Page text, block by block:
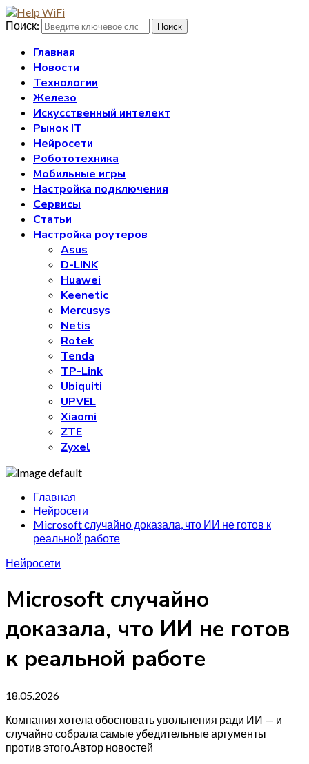
Поиск: Поиск
Главная
Новости
Технологии
Железо
Искусственный интелект
Рынок IT
Нейросети
Робототехника
Мобильные игры
Настройка подключения
Сервисы
Статьи
Настройка роутеров
Asus
D-LINK
Huawei
Keenetic
Mercusys
Netis
Rotek
Tenda
TP-Link
Ubiquiti
UPVEL
Xiaomi
ZTE
Zyxel
Главная
Нейросети
Microsoft случайно доказала, что ИИ не готов к
реальной работе
Нейросети
Microsoft случайно
доказала, что ИИ не готов
к реальной работе
18.05.2026
Компания хотела обосновать увольнения ради ИИ — и
случайно собрала самые убедительные аргументы
против этого.Автор новостей